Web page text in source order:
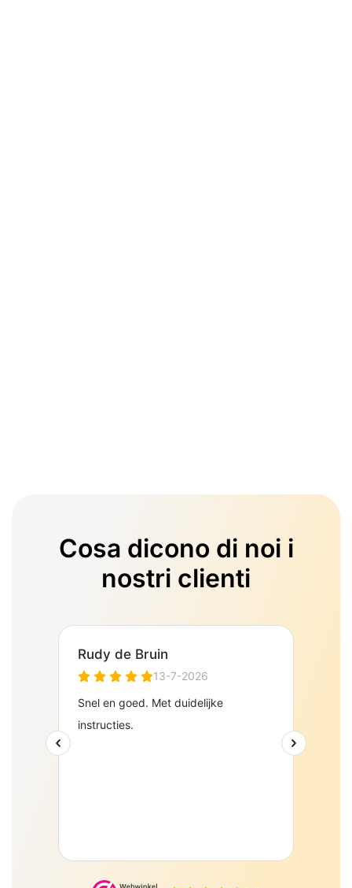
Cosa dicono di noi i
nostri clienti